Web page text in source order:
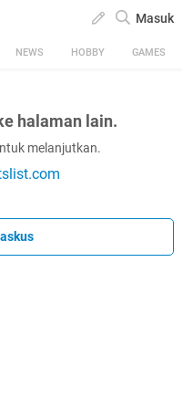
Masuk
NEWS HOBBY GAMES
halaman lain.
melanjutkan.